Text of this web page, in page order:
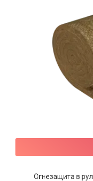
Огнезащита в